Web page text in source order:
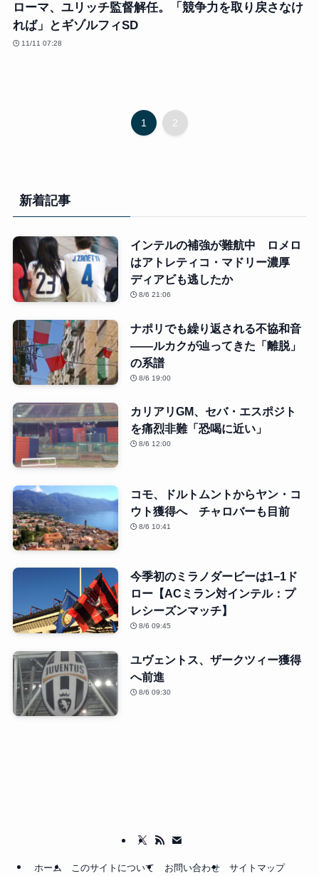
ローマ、ユリッチ監督解任。「競争力を取り戻さなけ
れば」とギゾルフィSD
11/11 07:28
1 2
新着記事
インテルの補強が難航中 ロメロ
はアトレティコ・マドリー濃厚
ディアビも逃したか
8/6 21:06
ナポリでも繰り返される不協和音
――ルカクが辿ってきた「離脱」
の系譜
8/6 19:00
カリアリGM、セバ・エスポジト
を痛烈非難「恐喝に近い」
8/6 12:00
コモ、ドルトムントからヤン・コ
ウト獲得へ チャロバーも目前
8/6 10:41
今季初のミラノダービーは1−1ド
ロー【ACミラン対インテル：プ
レシーズンマッチ】
8/6 09:45
ユヴェントス、ザークツィー獲得
へ前進
8/6 09:30
ホーム このサイトについて お問い合わせ サイトマップ